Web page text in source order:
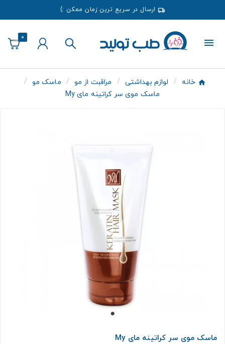
ارسال در سریع ترین زمان ممکن :)
0
خانه لوازم بهداشتی مراقبت از مو
ماسک مو
ماسک موی سر کراتینه مای My
ماسک موی سر کراتینه مای My